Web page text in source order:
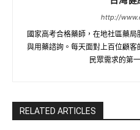
http://
國家高考合格藥師，在地社區藥
與用藥諮詢。每天面對上百位顧
民眾需求的第
RELATED ARTICLES